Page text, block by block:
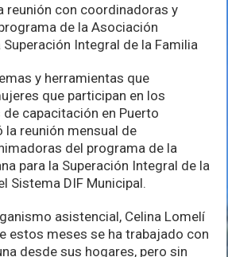
DIF
Puerto
Vallarta
herramientas
superación
las
mujeres
reunión con coordinadoras y
de la Asociación
Superación Integral de la Familia
y herramientas que
que participan en los
capacitación en Puerto
la reunión mensual de
del programa de la
para la Superación Integral de la
Sistema DIF Municipal.
asistencial, Celina Lomelí
estos meses se ha trabajado con
desde sus hogares, pero sin